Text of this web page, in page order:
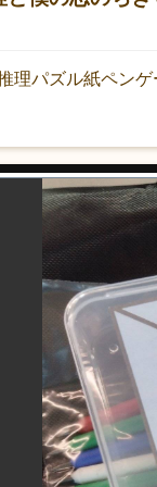
理パズル紙ペンゲ